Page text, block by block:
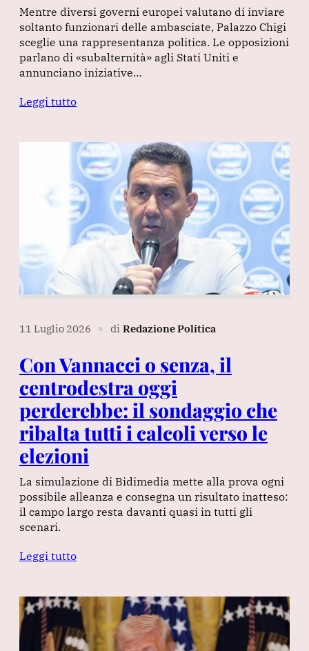
Mentre diversi governi europei valutano di inviare
soltanto funzionari delle ambasciate, Palazzo Chigi
sceglie una rappresentanza politica. Le opposizioni
parlano di «subalternità» agli Stati Uniti e
annunciano iniziative…
Leggi tutto
11 Luglio 2026 ∎ di Redazione Politica
Con Vannacci o senza, il
centrodestra oggi
perderebbe: il sondaggio che
ribalta tutti i calcoli verso le
elezioni
La simulazione di Bidimedia mette alla prova ogni
possibile alleanza e consegna un risultato inatteso:
il campo largo resta davanti quasi in tutti gli
scenari.
Leggi tutto